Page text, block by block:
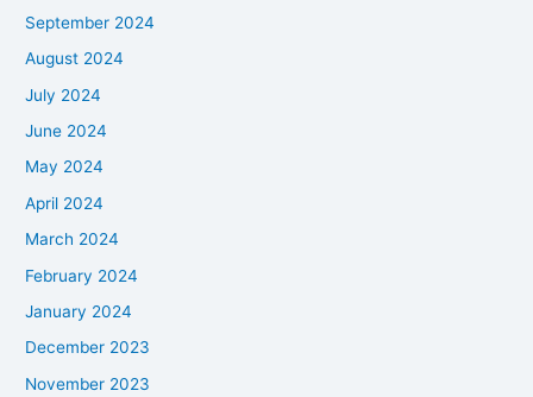
September 2024
August 2024
July 2024
June 2024
May 2024
April 2024
March 2024
February 2024
January 2024
December 2023
November 2023